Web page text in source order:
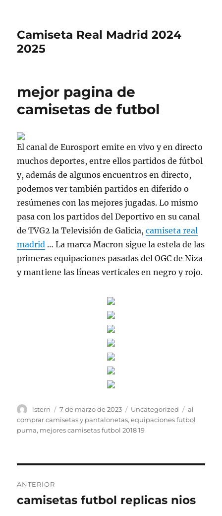
Camiseta Real Madrid 2024
2025
mejor pagina de
camisetas de futbol
El canal de Eurosport emite en vivo y en directo
muchos deportes, entre ellos partidos de fútbol
y, además de algunos encuentros en directo,
podemos ver también partidos en diferido o
resúmenes con las mejores jugadas. Lo mismo
pasa con los partidos del Deportivo en su canal
de TVG2 la Televisión de Galicia,camiseta real
madrid … La marca Macron sigue la estela de las
primeras equipaciones pasadas del OGC de Niza
y mantiene las líneas verticales en negro y rojo.
Autor
istern
Publicado
el
7 de marzo de 2023 Categorías
Uncategorized Etiquetas
al
comprar camisetas y pantalonetas,equipaciones futbol
puma, mejores camisetas futbol 2018 19
de
ANTERIOR
Entrada
camisetas futbol replicas nios